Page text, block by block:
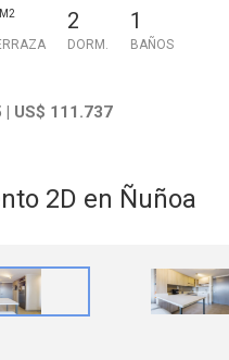
M2 2
DORM.
1
BAÑOS
| US$ 111.737
2D en Ñuñoa